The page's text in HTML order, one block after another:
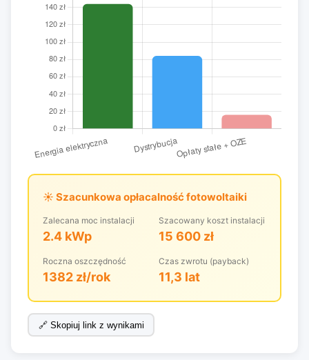
☀️ Szacunkowa opłacalność fotowoltaiki
Zalecana moc instalacji
2.4 kWp
Szacowany koszt instalacji
15 600 zł
Roczna oszczędność
1382 zł/rok
Czas zwrotu (payback)
11,3 lat
🔗 Skopiuj link z wynikami